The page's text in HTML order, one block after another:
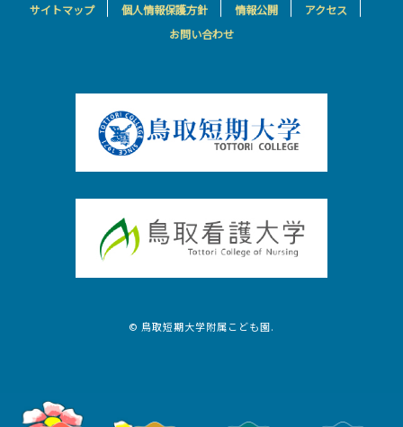
サイトマップ 個人情報保護方針 情報公開
アクセス
お問い合わせ
© 鳥取短期大学附属こども園.